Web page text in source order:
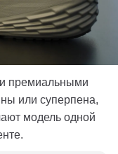
премиальными
или суперпена,
модель одной